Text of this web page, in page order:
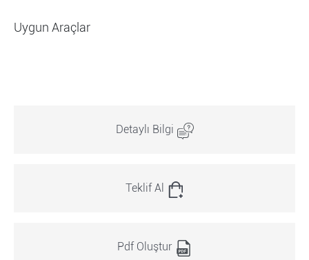
Uygun Araçlar
Detaylı Bilgi
Teklif Al
Pdf Oluştur